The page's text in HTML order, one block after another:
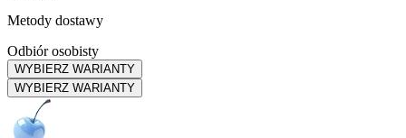
Metody dostawy
Odbiór osobisty
WYBIERZ WARIANTY
WYBIERZ WARIANTY